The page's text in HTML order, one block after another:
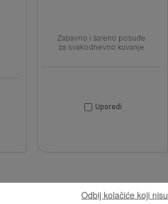
Zabavno i šareno posuđe
za svakodnevno kuvanje
Uporedi
Odbij kolačiće koji